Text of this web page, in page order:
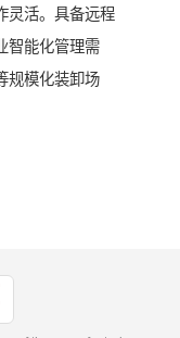
灵活。具备远程
智能化管理需
规模化装卸场